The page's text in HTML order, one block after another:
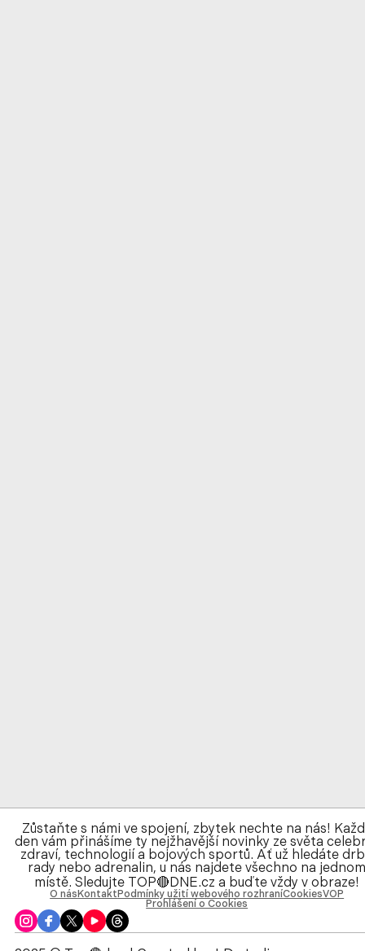
Zůstaňte s námi ve spojení, zbytek nechte na nás!
den vám přinášíme ty nejžhavější novinky ze světa
zdraví, technologií a bojových sportů. Ať už hledáte
rady nebo adrenalin, u nás najdete všechno na
místě. Sledujte TOP🔴DNE.cz a buďte vždy v obraze!
O nás Kontakt Podmínky užití webového rozhraníCookiesVOP
Prohlášení o Cookies